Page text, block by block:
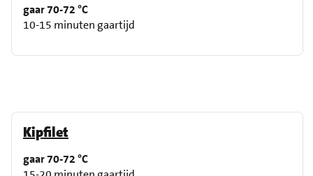
gaar 70-72 °C
10-15 minuten gaartijd
Kipfilet
gaar 70-72 °C